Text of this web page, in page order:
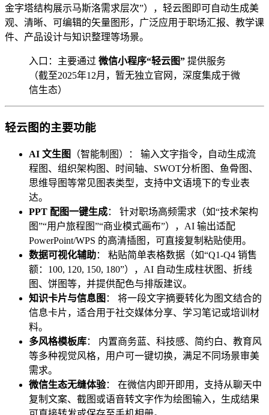
金字塔结构展示马斯洛需求层次”），轻云图即可自动生成美
观、清晰、可编辑的矢量图形，广泛应用于职场汇报、教学课
件、产品设计与知识整理等场景。
入口：主要通过 微信小程序“轻云图” 提供服务
（截至2025年12月，暂无独立官网，深度集成于微
信生态）
轻云图的主要功能
AI 文生图
（智能制图）： 输入文字指令，自动生成流
程图、组织架构图、时间轴、SWOT分析图、鱼骨图、
思维导图等常见图表类型，支持中文语境下的专业表
达。
PPT 配图一键生成： 针对职场高频需求（如“技术架构
图”“用户旅程图”“商业模式画布”），AI 输出适配
PowerPoint/WPS 的高清插图，可直接复制粘贴使用。
数据可视化辅助： 粘贴简单表格数据（如“Q1-Q4 销售
额：100, 120, 150, 180”），AI 自动生成柱状图、折线
图、饼图等，并提供配色与排版建议。
知识卡片与信息图 ： 将一段文字摘要转化为图文结合的
信息卡片，适合用于社交媒体分享、学习笔记或培训材
料。
多风格模板库： 内置商务蓝、科技感、简约白、教育风
等多种视觉风格，用户可一键切换，满足不同场景审美
需求。
微信生态无缝体验： 在微信内即开即用，支持从聊天中
复制文案、截图或语音转文字作为绘图输入，生成结果